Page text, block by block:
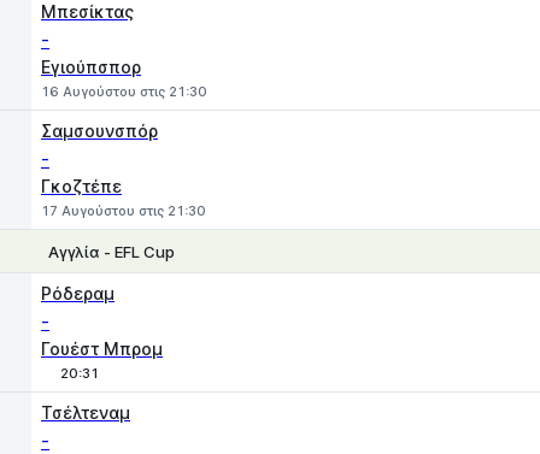
Μπεσίκτας
-
Εγιούπσπορ
16 Αυγούστου στις 21:30
Σαμσουνσπόρ
-
Γκοζτέπε
17 Αυγούστου στις 21:30
Αγγλία - EFL Cup
Ρόδεραμ
-
Γουέστ Μπρομ
20:31
Τσέλτεναμ
-